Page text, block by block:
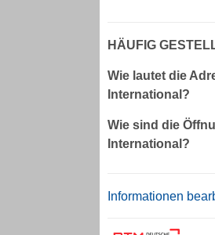
HÄUFIG
Wie lautet die
International?
Wie sind die
International?
Informationen